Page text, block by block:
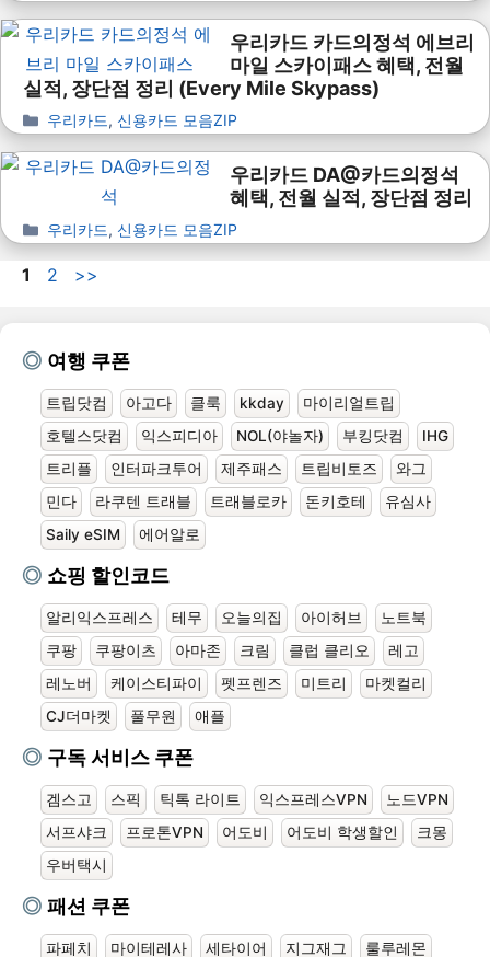
우리카드 카드의정석 에브리
마일 스카이패스 혜택, 전월
실적, 장단점 정리 (Every Mile Skypass)
우리카드, 신용카드 모음ZIP
우리카드 DA@카드의정석
혜택, 전월 실적, 장단점 정리
우리카드, 신용카드 모음ZIP
1 2 >>
여행 쿠폰
트립닷컴 아고다 클룩 kkday
마이리얼트립
호텔스닷컴
익스피디아 NOL(야놀자) 부킹닷컴
IHG
트리플
인터파크투어 제주패스 트립비토즈
와그
민다
라쿠텐 트래블 트래블로카 돈키호테
유심사
Saily eSIM
에어알로
쇼핑 할인코드
알리익스프레스 테무 오늘의집 아이허브
노트북
쿠팡
쿠팡이츠 아마존 크림 클럽 클리오
레고
레노버
케이스티파이 펫프렌즈 미트리
마켓컬리
CJ더마켓
풀무원 애플
구독 서비스 쿠폰
겜스고 스픽 틱톡 라이트 익스프레스VPN
노드VPN
서프샤크
프로톤VPN 어도비 어도비 학생할인
크몽
우버택시
패션 쿠폰
파페치 마이테레사 세타이어 지그재그 룰루레몬